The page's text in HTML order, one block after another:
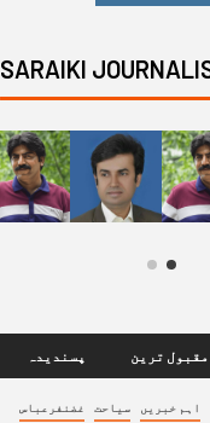
SARAIKI
مقبول ترین پسندیدہ
اہم خبریں سیاحت غضنفرعباس